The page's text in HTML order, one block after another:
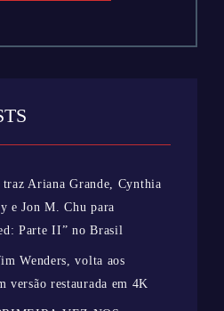
Ariana Grande, Cynthia
e Jon M. Chu para
Parte II” no Brasil
Wenders, volta aos
versão restaurada em 4K